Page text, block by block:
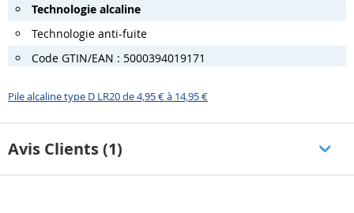
Technologie alcaline
Technologie anti-fuite
Code GTIN/EAN : 5000394019171
Pile alcaline type D LR20 de 4,95 € à 14,95 €
Avis Clients (1)